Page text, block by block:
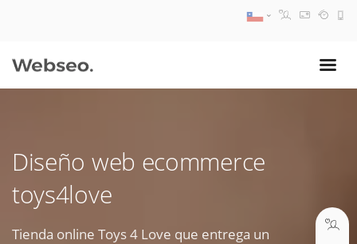
Diseño web ecommerce
toys4love
Tienda online Toys 4 Love que entrega un
09:30 AM A 18:30 PM
soporte@webseo.cl